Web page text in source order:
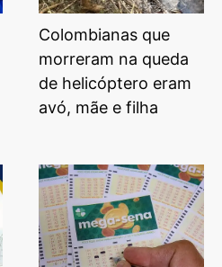
Colombianas que
morreram na queda
de helicóptero eram
avó, mãe e filha